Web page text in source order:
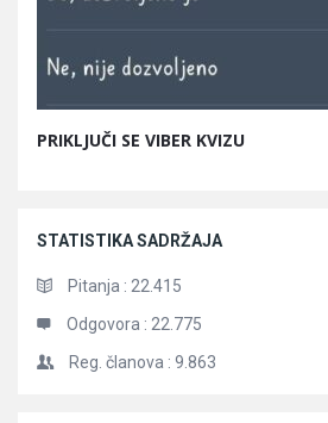
PRIKLJUČI SE VIBER KVIZU
STATISTIKA SADRŽAJA
Pitanja : 22.415
Odgovora : 22.775
Reg. članova : 9.863